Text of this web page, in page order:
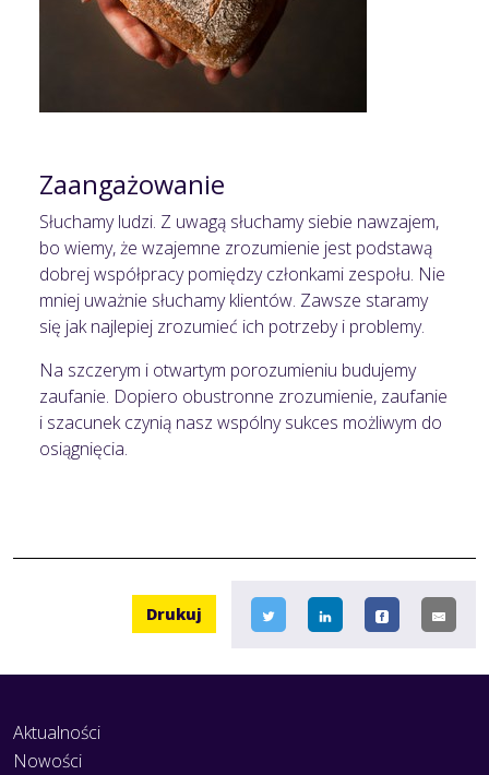
Zaangażowanie
Słuchamy ludzi. Z uwagą słuchamy siebie nawzajem,
bo wiemy, że wzajemne zrozumienie jest podstawą
dobrej współpracy pomiędzy członkami zespołu. Nie
mniej uważnie słuchamy klientów. Zawsze staramy
się jak najlepiej zrozumieć ich potrzeby i problemy.
Na szczerym i otwartym porozumieniu budujemy
zaufanie. Dopiero obustronne zrozumienie, zaufanie
i szacunek czynią nasz wspólny sukces możliwym do
osiągnięcia.
Drukuj
Aktualności
Nowości